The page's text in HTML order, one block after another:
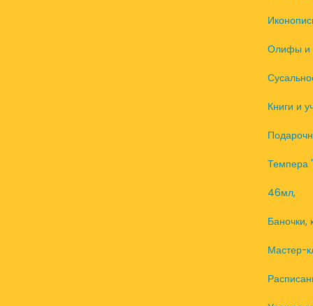
Олифы и
Книги и
Темпера
46мл,
Баночки,
Мастер-